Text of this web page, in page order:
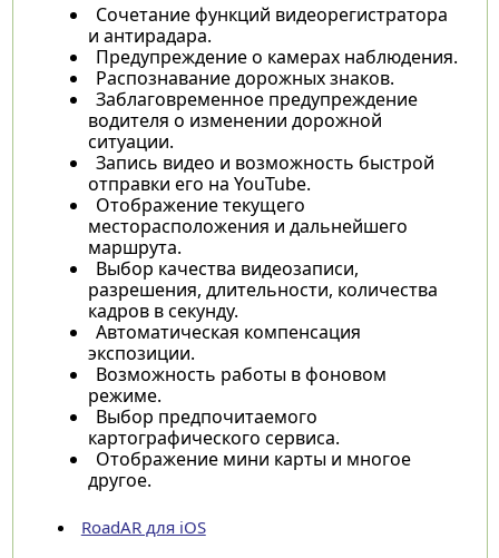
Сочетание функций видеорегистратора
и антирадара.
Предупреждение о камерах наблюдения.
Распознавание дорожных знаков.
Заблаговременное предупреждение
водителя о изменении дорожной
ситуации.
Запись видео и возможность быстрой
отправки его на YouTube.
Отображение текущего
месторасположения и дальнейшего
маршрута.
Выбор качества видеозаписи,
разрешения, длительности, количества
кадров в секунду.
Автоматическая компенсация
экспозиции.
Возможность работы в фоновом
режиме.
Выбор предпочитаемого
картографического сервиса.
Отображение мини карты и многое
другое.
RoadAR для iOS